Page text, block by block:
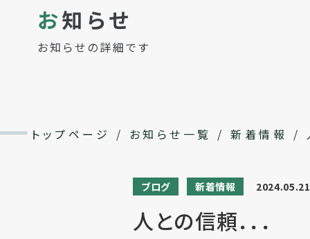
お知らせ
お知らせの詳細です
トップページ / お知らせ一覧 / 新着情報 /
ブログ 新着情報 2024.05.21
人との信頼．．．